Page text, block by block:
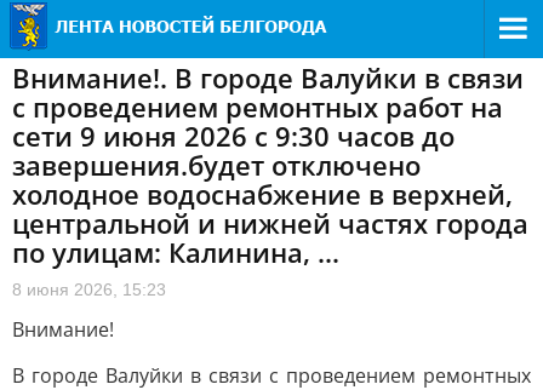
Внимание!. В городе Валуйки в связи
с проведением ремонтных работ на
сети 9 июня 2026 с 9:30 часов до
завершения.будет отключено
холодное водоснабжение в верхней,
центральной и нижней частях города
по улицам: Калинина, ...
8 июня 2026, 15:23
Внимание!
В городе Валуйки в связи с проведением ремонтных